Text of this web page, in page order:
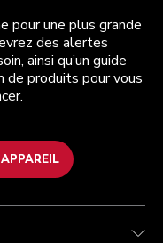
pour une plus grande
des alertes
ainsi qu’un guide
de produits pour vous